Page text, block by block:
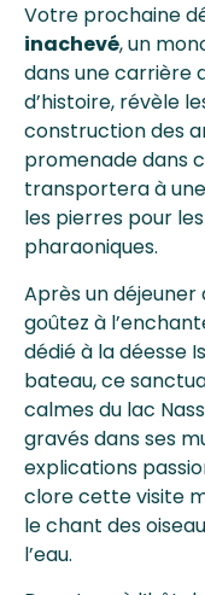
Votre prochaine
inachevé, un
dans une carrière
d’histoire, révèle
construction des
promenade dans
transportera à
les pierres pour
pharaoniques.
Après un
goûtez à
dédié à la déesse
bateau, ce
calmes du lac
gravés dans ses
explications
clore cette visite
le chant des
l’eau.